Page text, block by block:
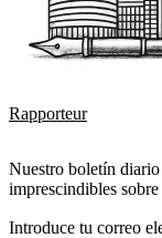
Rapporteur
Nuestro boletín
imprescindibles
Introduce tu correo